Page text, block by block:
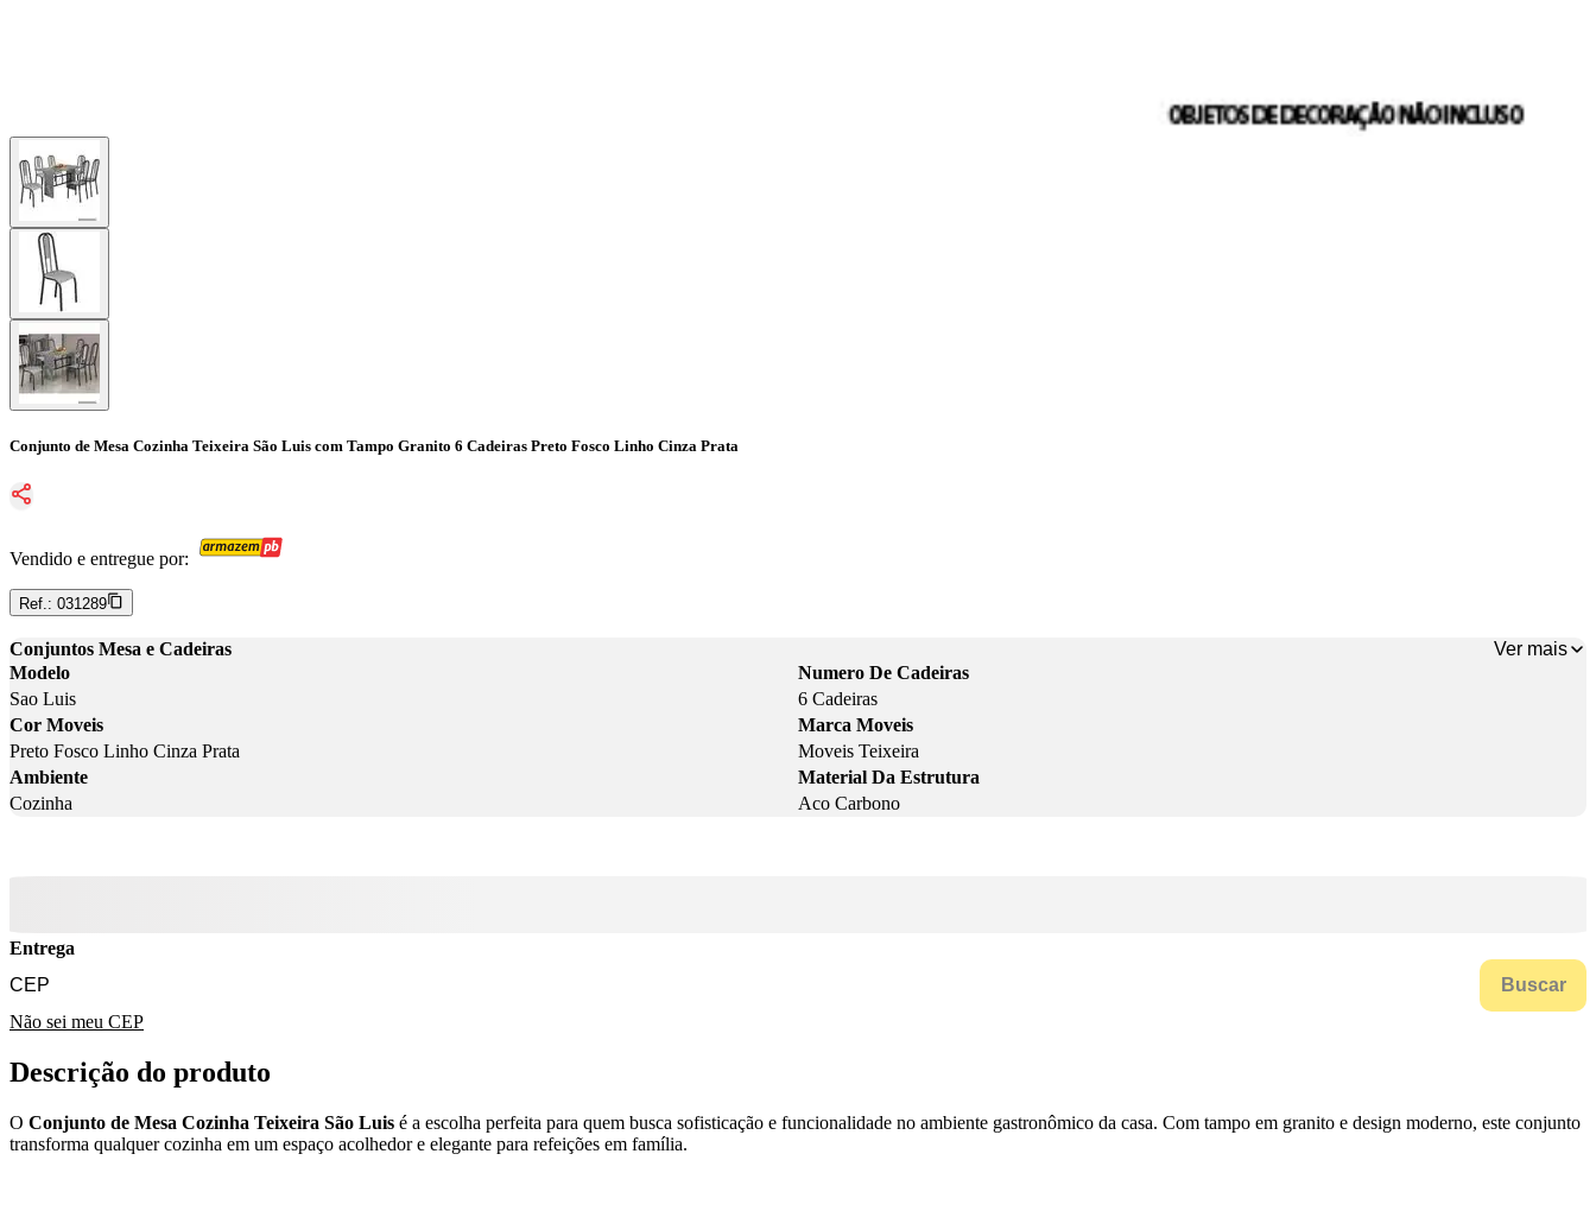
Conjunto de Mesa Cozinha Teixeira São Luis com Tampo Granito 6 Cadeiras Preto Fosco Linho Cinza Prata
Vendido e entregue por:
Ref.: 031289
Conjuntos Mesa e Cadeiras
Ver mais
Modelo
Sao Luis
Numero De Cadeiras
6 Cadeiras
Cor Moveis
Preto Fosco Linho Cinza Prata
Marca Moveis
Moveis Teixeira
Ambiente
Cozinha
Material Da Estrutura
Aco Carbono
Entrega
Buscar
Não sei meu CEP
Descrição do produto
O Conjunto de Mesa Cozinha Teixeira São Luis é a escolha perfeita para quem busca sofisticação e funcionalidade no ambiente gastronômico da casa. Com tampo em granito e design moderno, este conjunto
transforma qualquer cozinha em um espaço acolhedor e elegante para refeições em família.